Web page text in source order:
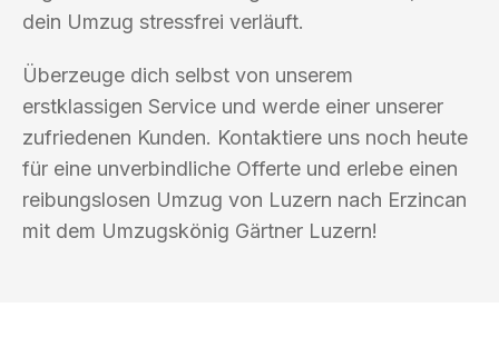
dein Umzug stressfrei verläuft.
Überzeuge dich selbst von unserem
erstklassigen Service und werde einer unserer
zufriedenen Kunden. Kontaktiere uns noch heute
für eine unverbindliche Offerte und erlebe einen
reibungslosen Umzug von Luzern nach Erzincan
mit dem Umzugskönig Gärtner Luzern!